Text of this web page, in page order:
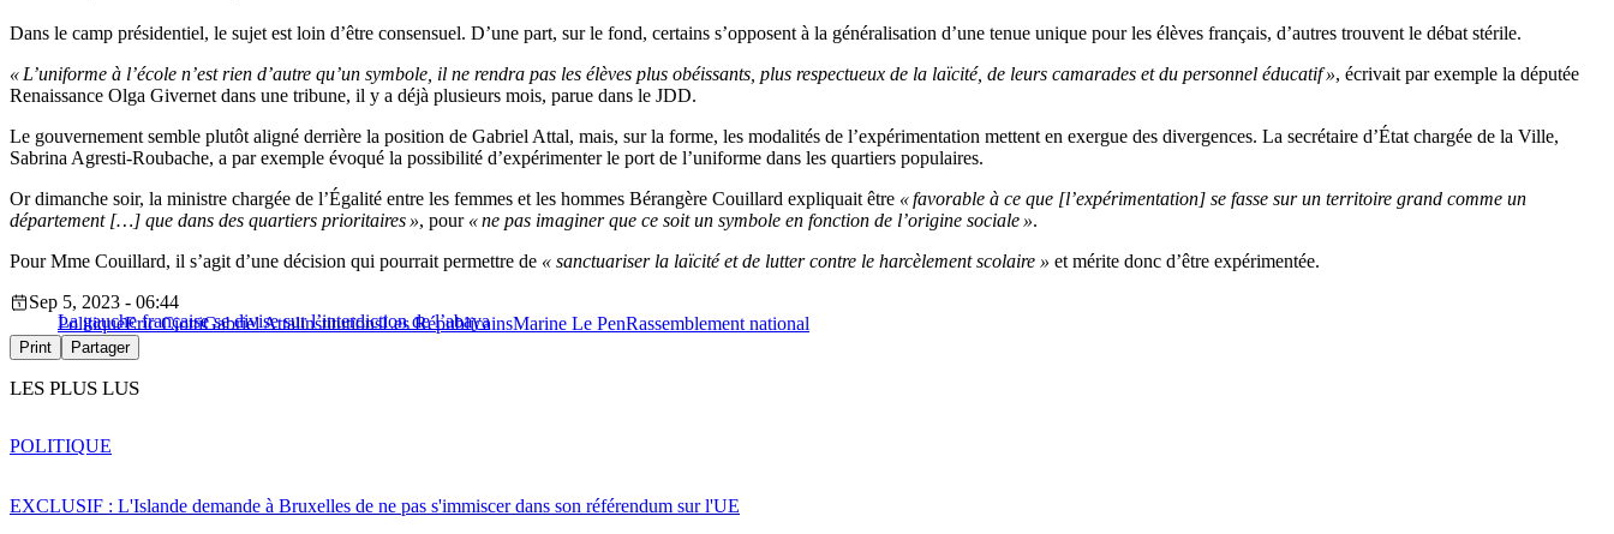
Dans le camp présidentiel, le sujet est loin d’être consensuel. D’une part, sur le fond, certains s’opposent à la généralisation d’une tenue unique pour les élèves français, d’autres trouvent le débat stérile.
« L’uniforme à l’école n’est rien d’autre qu’un symbole, il ne rendra pas les élèves plus obéissants, plus respectueux de la laïcité, de leurs camarades et du personnel éducatif », écrivait par exemple la députée
Renaissance Olga Givernet dans une tribune, il y a déjà plusieurs mois, parue dans le JDD.
Le gouvernement semble plutôt aligné derrière la position de Gabriel Attal, mais, sur la forme, les modalités de l’expérimentation mettent en exergue des divergences. La secrétaire d’État chargée de la Ville,
Sabrina Agresti-Roubache, a par exemple évoqué la possibilité d’expérimenter le port de l’uniforme dans les quartiers populaires.
Or dimanche soir, la ministre chargée de l’Égalité entre les femmes et les hommes Bérangère Couillard expliquait être « favorable à ce que [l’expérimentation] se fasse sur un territoire grand comme un
département […] que dans des quartiers prioritaires », pour « ne pas imaginer que ce soit un symbole en fonction de l’origine sociale ».
Pour Mme Couillard, il s’agit d’une décision qui pourrait permettre de « sanctuariser la laïcité et de lutter contre le harcèlement scolaire » et mérite donc d’être expérimentée.
La gauche française se divise sur l’interdiction de l’abaya
Sep 5, 2023 - 06:44
PolitiqueEric CiottiGabriel AttalinstitutionsLes RépublicainsMarine Le PenRassemblement national
Print Partager
LES PLUS LUS
EXCLUSIF : L'Islande demande à Bruxelles de ne pas s'immiscer dans son référendum sur l'UE
POLITIQUE